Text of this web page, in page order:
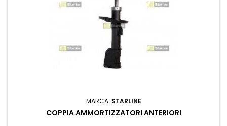
MARCA: STARLINE
COPPIA AMMORTIZZATORI ANTERIORI